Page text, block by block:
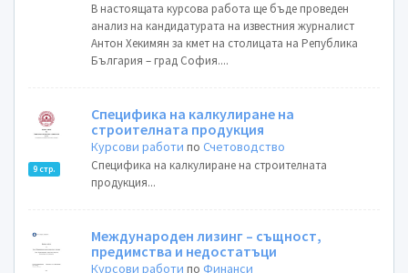
В настоящата курсова работа ще бъде проведен
анализ на кандидатурата на известния журналист
Антон Хекимян за кмет на столицата на Република
България – град София....
9 стр.
Специфика на калкулиране на
строителната продукция
Курсови работи поСчетоводство
Специфика на калкулиране на строителната
продукция...
Международен лизинг – същност,
предимства и недостатъци
Курсови работи поФинанси